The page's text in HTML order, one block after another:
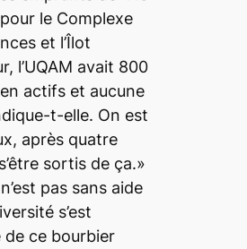
le Complexe
et l’Îlot
l’UQAM avait 800
actifs et aucune
t-elle. On est
après quatre
sortis de ça.»
pas sans aide
s’est
de ce bourbier